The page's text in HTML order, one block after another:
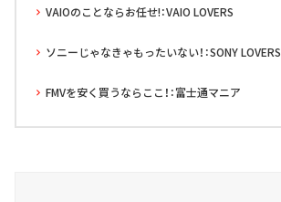
VAIOのことならお任せ!：VAIO LOVERS
ソニーじゃなきゃもったいない！：SONY LOVERS
FMVを安く買うならここ！：富士通マニア